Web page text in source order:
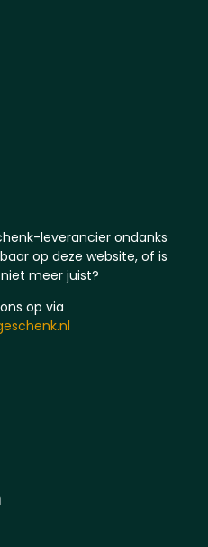
leverancier ondanks
op deze website, of is
meer juist?
op via